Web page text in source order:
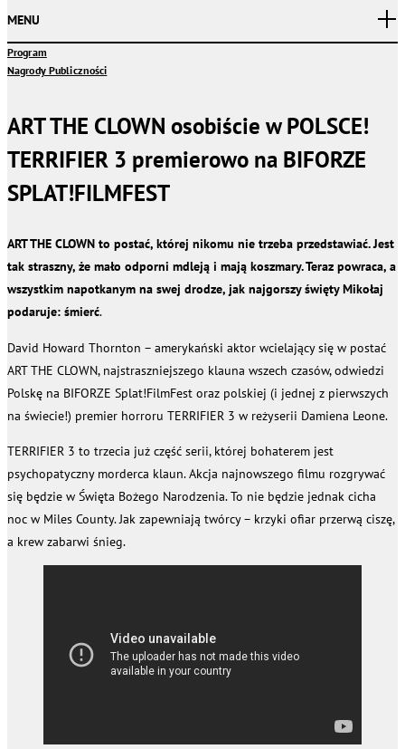
MENU
Program
Nagrody Publiczności
ART THE CLOWN osobiście w POLSCE!
TERRIFIER 3 premierowo na BIFORZE
SPLAT!FILMFEST
ART THE CLOWN to postać, której nikomu nie trzeba przedstawiać. Jest
tak straszny, że mało odporni mdleją i mają koszmary. Teraz powraca, a
wszystkim napotkanym na swej drodze, jak najgorszy święty Mikołaj
podaruje: śmierć.
David Howard Thornton – amerykański aktor wcielający się w postać
ART THE CLOWN, najstraszniejszego klauna wszech czasów, odwiedzi
Polskę na BIFORZE Splat!FilmFest oraz polskiej (i jednej z pierwszych
na świecie!) premier horroru TERRIFIER 3 w reżyserii Damiena Leone.
TERRIFIER 3 to trzecia już część serii, której bohaterem jest
psychopatyczny morderca klaun. Akcja najnowszego filmu rozgrywać
się będzie w Święta Bożego Narodzenia. To nie będzie jednak cicha
noc w Miles County. Jak zapewniają twórcy – krzyki ofiar przerwą ciszę,
a krew zabarwi śnieg.